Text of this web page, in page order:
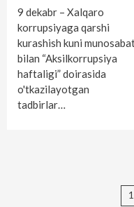
9 dekabr – Xalqaro
korrupsiyaga qarshi
kurashish kuni
bilan “Aksilkorrupsiya
haftaligi” doirasida
o'tkazilayotgan
tadbirlar…
1